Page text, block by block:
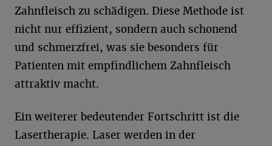
Zahnfleisch zu schädigen. Diese Methode ist
nicht nur effizient, sondern auch schonend
und schmerzfrei, was sie besonders für
Patienten mit empfindlichem Zahnfleisch
attraktiv macht.
Ein weiterer bedeutender Fortschritt ist die
Lasertherapie. Laser werden in der